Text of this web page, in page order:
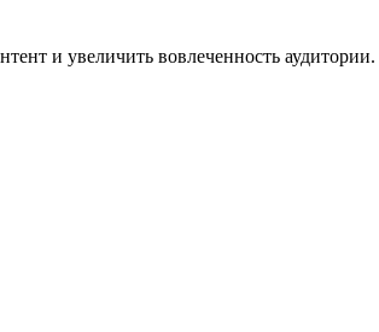
и увеличить вовлеченность аудитории.